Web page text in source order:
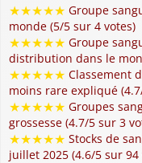
★★★★★ Groupe
monde (5/5 sur 4 votes)
★★★★★ Groupe
distribution dans le
★★★★★ Classement
moins rare expliqué
★★★★★ Groupes
grossesse (4.7/5 sur 3
★★★★★ Stocks de
juillet 2025 (4.6/5 sur 94